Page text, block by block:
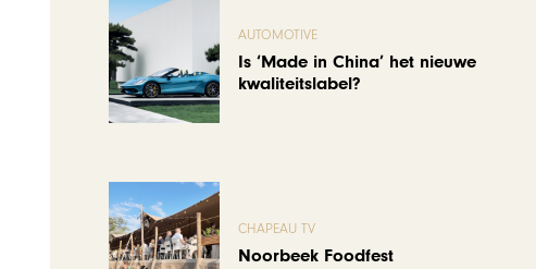
AUTOMOTIVE
Is ‘Made in China’ het nieuwe
kwaliteitslabel?
CHAPEAU TV
Noorbeek Foodfest